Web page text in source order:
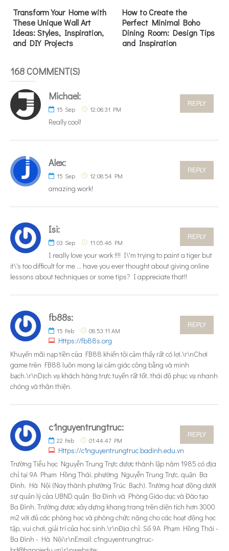
Transform Your Home with
These Unique Wall Art
Ideas: Styles, Inspiration,
and DIY Projects
How to Create the
Perfect Minimal Boho
Dining Room: Design Tips
and Inspiration
168 COMMENT(S)
Michael:
15 Sep 12:08:31 PM
REPLY
Really cool!
Alex:
15 Sep 12:08:54 PM
REPLY
amazing work!
Isi:
03 Sep 11:05:46 PM
REPLY
I really love your work !!!! I\'m trying to paint a tiger but
it\'s too difficult for me ... have you ever thought about giving online
lessons about techniques or some tips? I appreciate that!!
fb88s:
15 Feb 08:53:11 AM
Https://fb88s.org
REPLY
Khuyến mãi nạp tiền của FB88 khiến tôi cảm thấy rất có lợi.\r\nChơi
game trên FB88 luôn mang lại cảm giác công bằng và minh
bạch.\r\nDịch vụ khách hàng trực tuyến rất tốt, thái độ phục vụ nhanh
chóng và thân thiện.
c1nguyentrungtruc:
22 Feb 01:44:47 PM
Https://c1nguyentrungtruc.badinh.edu.vn
REPLY
Trường Tiểu học Nguyễn Trung Trực được thành lập năm 1985 có địa
chỉ tại 9A Phạm Hồng Thái, phường Nguyễn Trung Trực, quận Ba
Đình, Hà Nội (Nay thành phường Trúc Bạch). Trường hoạt động dưới
sự quản lý của UBND quận Ba Đình và Phòng Giáo dục và Đào tạo
Ba Đình. Trường được xây dựng khang trang trên diện tích hơn 3000
m2 với đủ các phòng học và phòng chức năng cho các hoạt động học
tập, vui chơi, giải trí của học sinh.\r\nĐịa chỉ: Số 9A Phạm Hồng Thái -
Ba Đình - Hà Nội\r\nEmail: c1nguyentrungtruc-